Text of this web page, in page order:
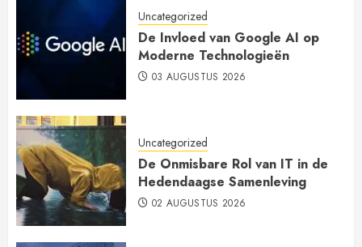
Uncategorized
De Invloed van Google AI op
Moderne Technologieën
03 AUGUSTUS 2026
Uncategorized
De Onmisbare Rol van IT in de
Hedendaagse Samenleving
02 AUGUSTUS 2026